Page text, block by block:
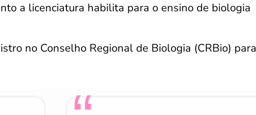
a licenciatura habilita para o ensino de biologia
no Conselho Regional de Biologia (CRBio) para